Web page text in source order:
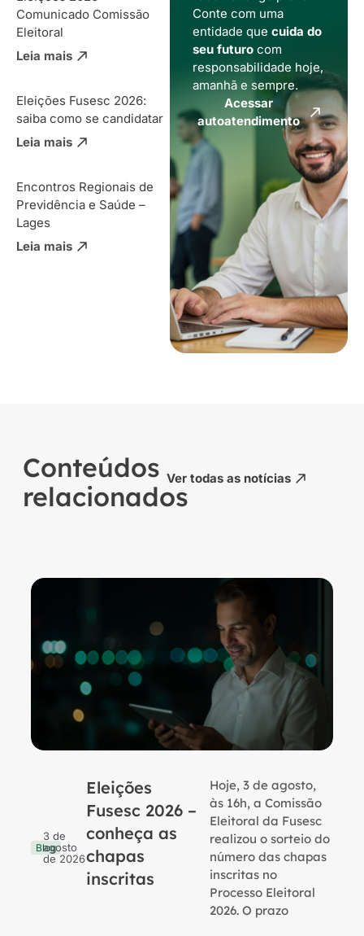
Comunicado Comissão
Eleitoral
Leia mais
Eleições Fusesc 2026:
saiba como se candidatar
Leia mais
Encontros Regionais de
Previdência e Saúde –
Lages
Leia mais
Conte com uma
entidade que cuida do
seu futurocom
responsabilidade hoje,
amanhã e sempre.
Acessar
autoatendimento
Conteúdos
relacionados
Ver todas as notícias
Blog
3 de
agosto
de 2026
Eleições
Fusesc 2026 –
conheça as
chapas
inscritas
Hoje, 3 de agosto,
às 16h, a Comissão
Eleitoral da Fusesc
realizou o sorteio do
número das chapas
inscritas no
Processo Eleitoral
2026. O prazo